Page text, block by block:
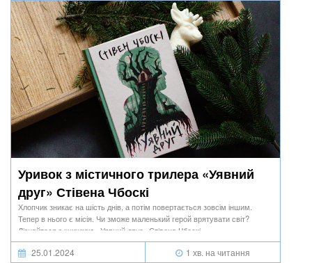
Уривок з містичного трилера «Уявний
друг» Стівена Чбоскі
Хлопчик зникає на шість днів, а потім повертається зовсім іншим.
Тепер в нього є місія. Чи зможе маленький герой врятувати світ?
Дізнайтеся з книжкою «Уявний друг» Стівена Чбоскі.
25.01.2024 1 хв. на читання